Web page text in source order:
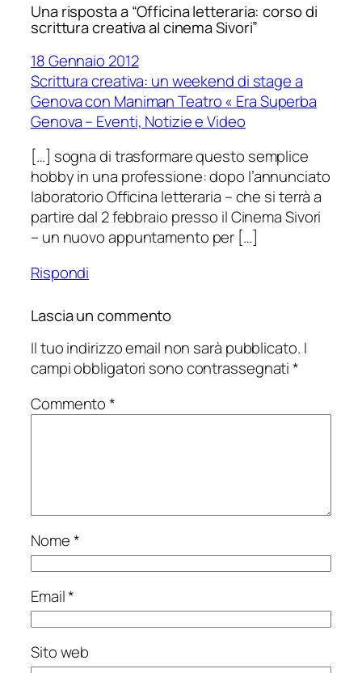
Una risposta a “Officina letteraria: corso di
scrittura creativa al cinema Sivori”
18 Gennaio 2012
Scrittura creativa: un weekend di stage a
Genova con Maniman Teatro « Era Superba
Genova – Eventi, Notizie e Video
[…] sogna di trasformare questo semplice
hobby in una professione: dopo l’annunciato
laboratorio Officina letteraria – che si terrà a
partire dal 2 febbraio presso il Cinema Sivori
– un nuovo appuntamento per […]
Rispondi
Lascia un commento
Il tuo indirizzo email non sarà pubblicato. I
campi obbligatori sono contrassegnati*
Commento*
Nome*
Email*
Sito web